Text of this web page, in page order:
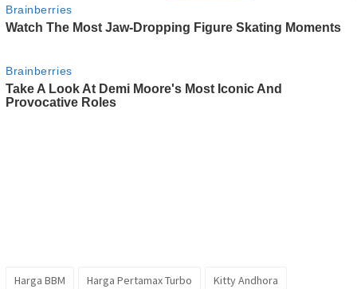
Harga BBM Harga Pertamax Turbo
Kitty Andhora